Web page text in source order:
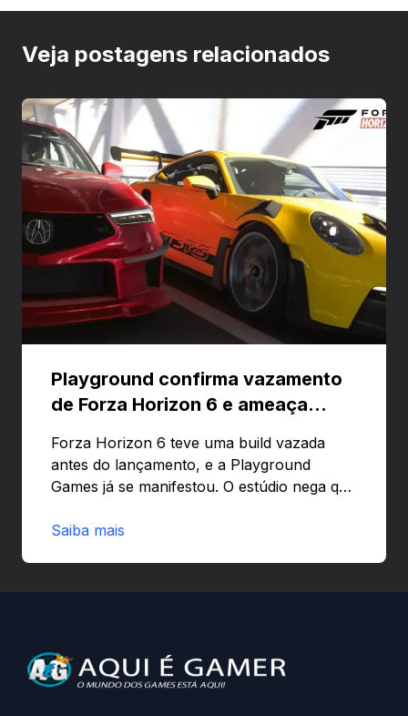
Veja postagens relacionados
Playground confirma vazamento
de Forza Horizon 6 e ameaça
Forza Horizon 6 teve uma build vazada
antes do lançamento, e a Playground
Games já se manifestou. O estúdio nega que
preload e avisa que quem usar versões não
da Playground: negação do preload,
medidas contra acessos não autorizados
Saiba mais